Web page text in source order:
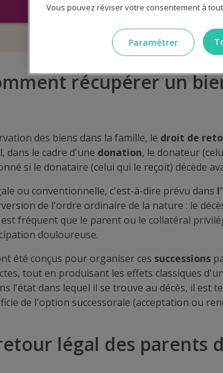
récupérer un
des biens dans la famille, le droit de
dans le cadre d'une donation, le donateur
si le donataire (celui qui le reçoit) décède
ou conventionnelle, c'est-à-dire prévu dans
de l'ordre ordinaire de la nature : le
fréquent que le parent ou le collatéral
douloureuse.
été conçus pour organiser ces successions
tout en produisant les effets classiques
l'état dans lequel il se trouve au décès, il est
de l'option successorale (acceptation ou
légal des parents
Vous pouvez réviser votre consentement à
Paramétrer